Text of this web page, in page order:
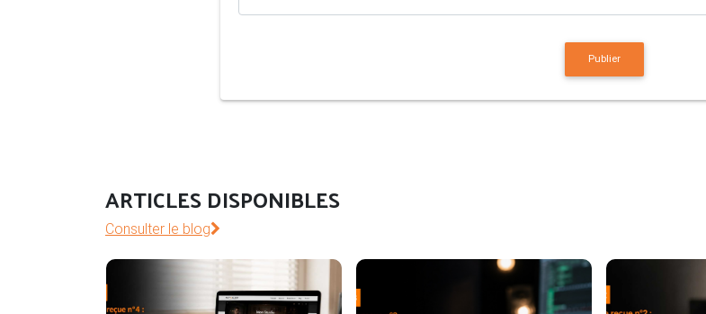
publier
ARTICLES DISPONIBLES
Consulter le blog